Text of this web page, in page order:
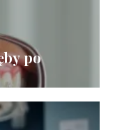
po